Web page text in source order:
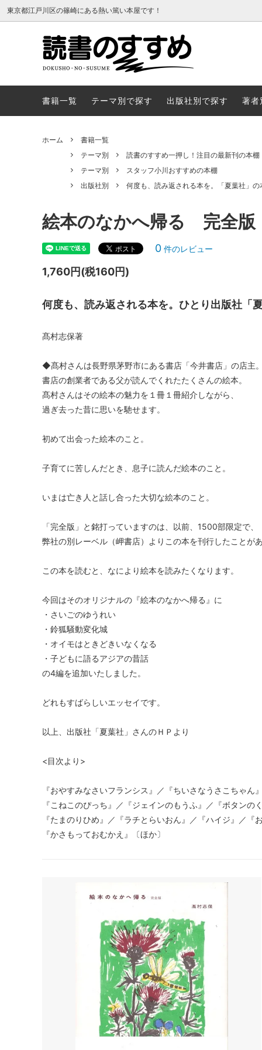
東京都江戸川区の篠崎にある熱い篤い本屋です！
書籍一覧 テーマ別で探す 出版社別で探す 著者
ホーム
書籍一覧
テーマ別
読書のすすめ一押し！注目の最新刊の本棚
テーマ別
スタッフ小川おすすめの本棚
出版社別
何度も、読み返される本を。「夏葉社」の
絵本のなかへ帰る 完全版
0 件のレビュー
1,760円(税160円)
何度も、読み返される本を。ひとり出版社「
髙村志保著
◆髙村さんは長野県茅野市にある書店「今井書店」の店主。
書店の創業者である父が読んでくれたたくさんの絵本。
髙村さんはその絵本の魅力を１冊１冊紹介しながら、
過ぎ去った昔に思いを馳せます。
初めて出会った絵本のこと。
子育てに苦しんだとき、息子に読んだ絵本のこと。
いまは亡き人と話し合った大切な絵本のこと。
「完全版」と銘打っていますのは、以前、1500部限定で、
弊社の別レーベル（岬書店）よりこの本を刊行したことがあ
この本を読むと、なにより絵本を読みたくなります。
今回はそのオリジナルの『絵本のなかへ帰る』に
・さいごのゆうれい
・鈴狐騒動変化城
・オイモはときどきいなくなる
・子どもに語るアジアの昔話
の4編を追加いたしました。
どれもすばらしいエッセイです。
以上、出版社「夏葉社」さんのＨＰより
<目次より>
『おやすみなさいフランシス』／『ちいさなうさこちゃん
『こねこのぴっち』／『ジェインのもうふ』／『ボタンの
『たまのりひめ』／『ラチとらいおん』／『ハイジ』／『
『かさもっておむかえ』〔ほか〕